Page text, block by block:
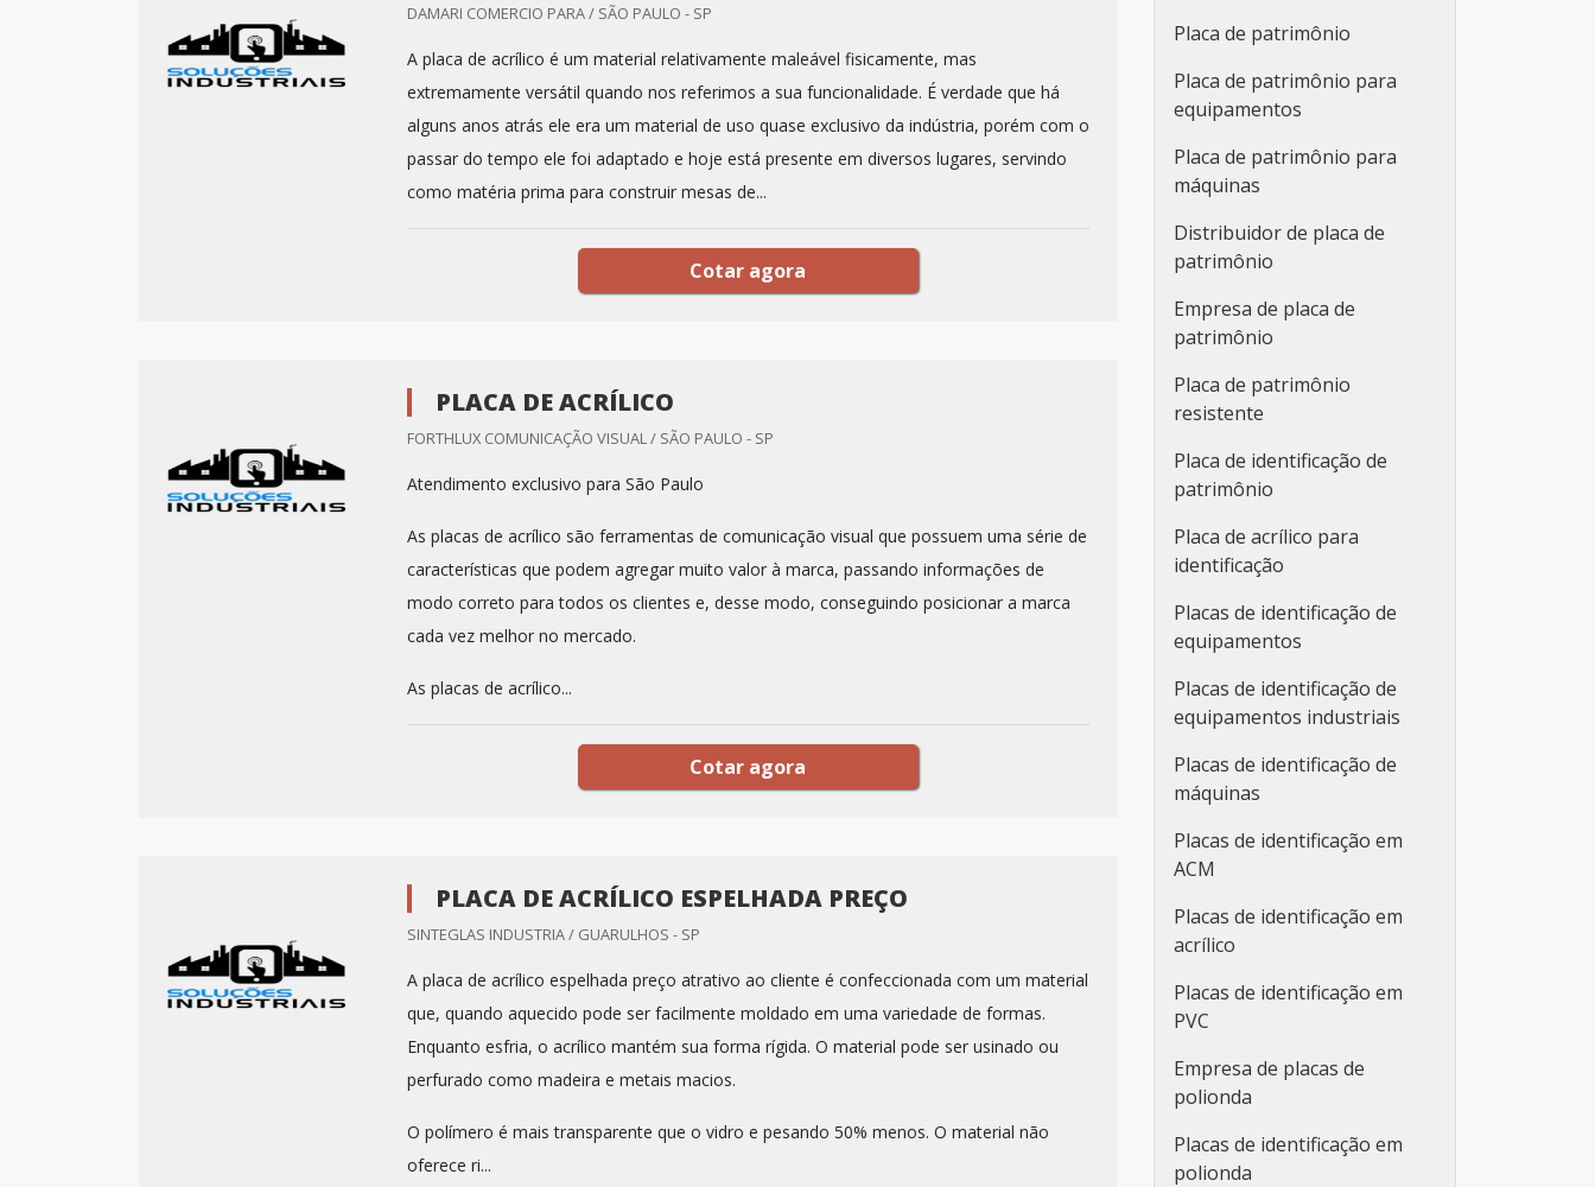
DAMARI COMERCIO PARA / SÃO PAULO - SP
A placa de acrílico é um material relativamente maleável fisicamente, mas
extremamente versátil quando nos referimos a sua funcionalidade. É verdade que há
alguns anos atrás ele era um material de uso quase exclusivo da indústria, porém com o
passar do tempo ele foi adaptado e hoje está presente em diversos lugares, servindo
como matéria prima para construir mesas de...
Cotar agora
PLACA DE ACRÍLICO
FORTHLUX COMUNICAÇÃO VISUAL / SÃO PAULO - SP
Atendimento exclusivo para São Paulo
As placas de acrílico são ferramentas de comunicação visual que possuem uma série de
características que podem agregar muito valor à marca, passando informações de
modo correto para todos os clientes e, desse modo, conseguindo posicionar a marca
cada vez melhor no mercado.
As placas de acrílico...
Cotar agora
PLACA DE ACRÍLICO ESPELHADA PREÇO
SINTEGLAS INDUSTRIA / GUARULHOS - SP
A placa de acrílico espelhada preço atrativo ao cliente é confeccionada com um material
que, quando aquecido pode ser facilmente moldado em uma variedade de formas.
Enquanto esfria, o acrílico mantém sua forma rígida. O material pode ser usinado ou
perfurado como madeira e metais macios.
O polímero é mais transparente que o vidro e pesando 50% menos. O material não
oferece ri...
Placa de patrimônio
Placa de patrimônio para
equipamentos
Placa de patrimônio para
máquinas
Distribuidor de placa de
patrimônio
Empresa de placa de
patrimônio
Placa de patrimônio
resistente
Placa de identificação de
patrimônio
Placa de acrílico para
identificação
Placas de identificação de
equipamentos
Placas de identificação de
equipamentos industriais
Placas de identificação de
máquinas
Placas de identificação em
ACM
Placas de identificação em
acrílico
Placas de identificação em
PVC
Empresa de placas de
polionda
Placas de identificação em
polionda